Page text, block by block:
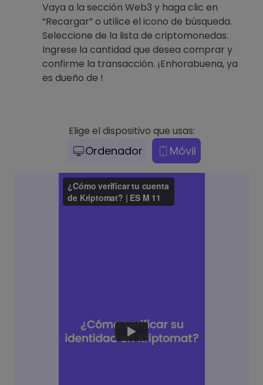
Vaya a la sección Web3 y haga clic en
“Recargar” o utilice el icono de búsqueda.
Seleccione de la lista de criptomonedas.
Ingrese la cantidad que desea comprar y
confirme la transacción. ¡Enhorabuena, ya
es dueño de !
Elige el dispositivo que usas:
Ordenador Móvil